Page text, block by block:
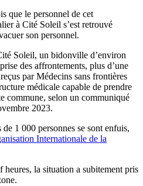
que le personnel de cet
à Cité Soleil s’est retrouvé
son personnel.
Soleil, un bidonville d’environ
des affrontements, plus d’une
par Médecins sans frontières
médicale capable de prendre
commune, selon un communiqué
2023.
1 000 personnes se sont enfuis,
Internationale de la
la situation a subitement pris